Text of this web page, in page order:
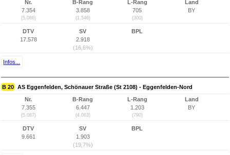
Nr.
7.354
(5.086)
B-Rang
3.858
(1.546)
L-Rang
705
(300)
Land
BY
DTV
17.578
SV
2.918
(16,6%)
BPL
Infos...
B 20 AS Eggenfelden, Schönauer Straße (St 2108) - Eggenfelden-Nord
Nr.
7.355
(5.087)
B-Rang
6.447
(4.063)
L-Rang
1.203
(790)
Land
BY
DTV
9.661
SV
1.903
(19,7%)
BPL